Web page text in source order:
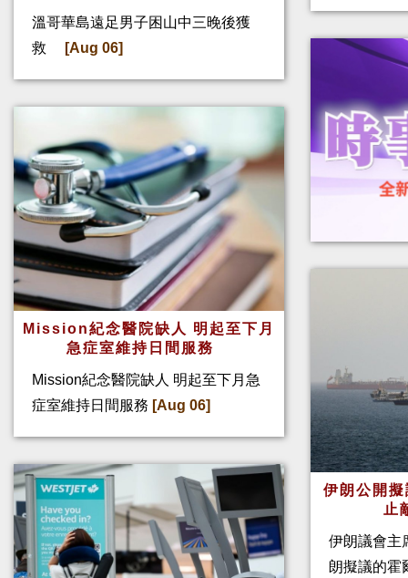
溫哥華島遠足男子困山中三晚後獲
救
[Aug 06]
Mission紀念醫院缺人 明起至下月
急症室維持日間服務
Mission紀念醫院缺人 明起至下月急
症室維持日間服務 [Aug 06]
伊朗公開
止
伊朗議會主
朗擬議的霍